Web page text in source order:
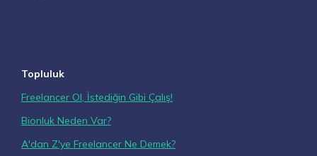
Topluluk
Freelancer Ol, İstediğin Gibi Çalış!
Bionluk Neden Var?
A'dan Z'ye Freelancer Ne Demek?